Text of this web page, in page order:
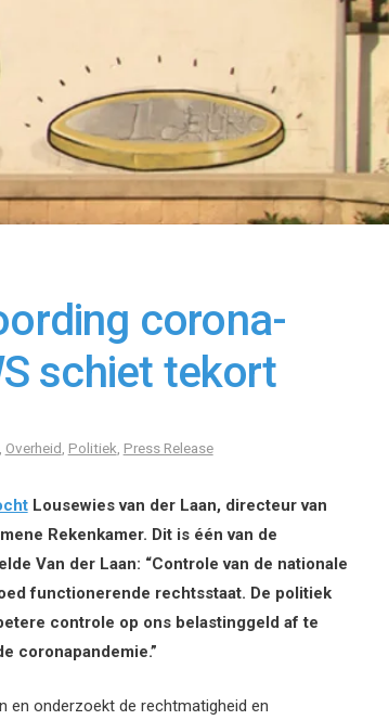
corona-
schiet tekort
Overheid Politiek Press Release
Lousewies van der Laan, directeur van
Rekenkamer. Dit is één van de
Van der Laan: “Controle van de nationale
functionerende rechtsstaat. De politiek
controle op ons belastinggeld af te
coronapandemie.”
onderzoekt de rechtmatigheid en